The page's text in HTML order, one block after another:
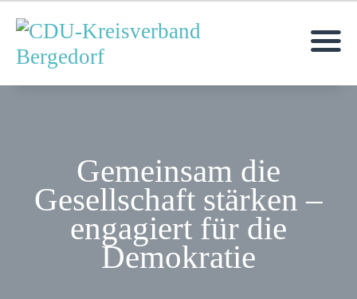
Gemeinsam die
Gesellschaft stärken –
engagiert für die
Demokratie
ÜBER UNS
TERMINE
KONTAKT